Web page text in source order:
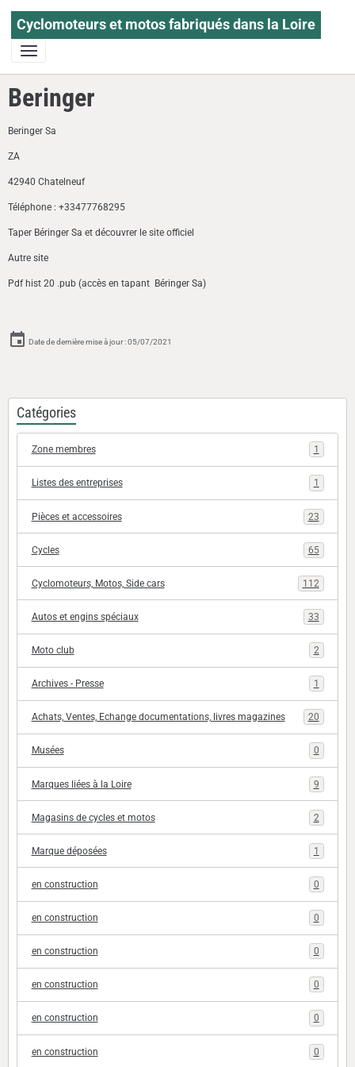
Cyclomoteurs et motos fabriqués dans la Loire
Beringer
Beringer Sa
ZA
42940 Chatelneuf
Téléphone : +33477768295
Taper Béringer Sa et découvrer le site officiel
Autre site
Pdf hist 20 .pub (accès en tapant Béringer Sa)
Date de dernière mise à jour : 05/07/2021
Catégories
Zone membres 1
Listes des entreprises 1
Pièces et accessoires 23
Cycles 65
Cyclomoteurs, Motos, Side cars 112
Autos et engins spéciaux 33
Moto club 2
Archives - Presse 1
Achats, Ventes, Echange documentations, livres magazines 20
Musées 0
Marques liées à la Loire 9
Magasins de cycles et motos 2
Marque déposées 1
en construction 0
en construction 0
en construction 0
en construction 0
en construction 0
en construction 0